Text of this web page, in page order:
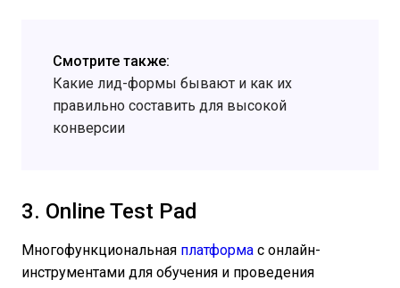
Смотрите также:
Какие лид-формы бывают и как их
правильно составить для высокой
конверсии
3. Online Test Pad
Многофункциональная платформа с онлайн-
инструментами для обучения и проведения